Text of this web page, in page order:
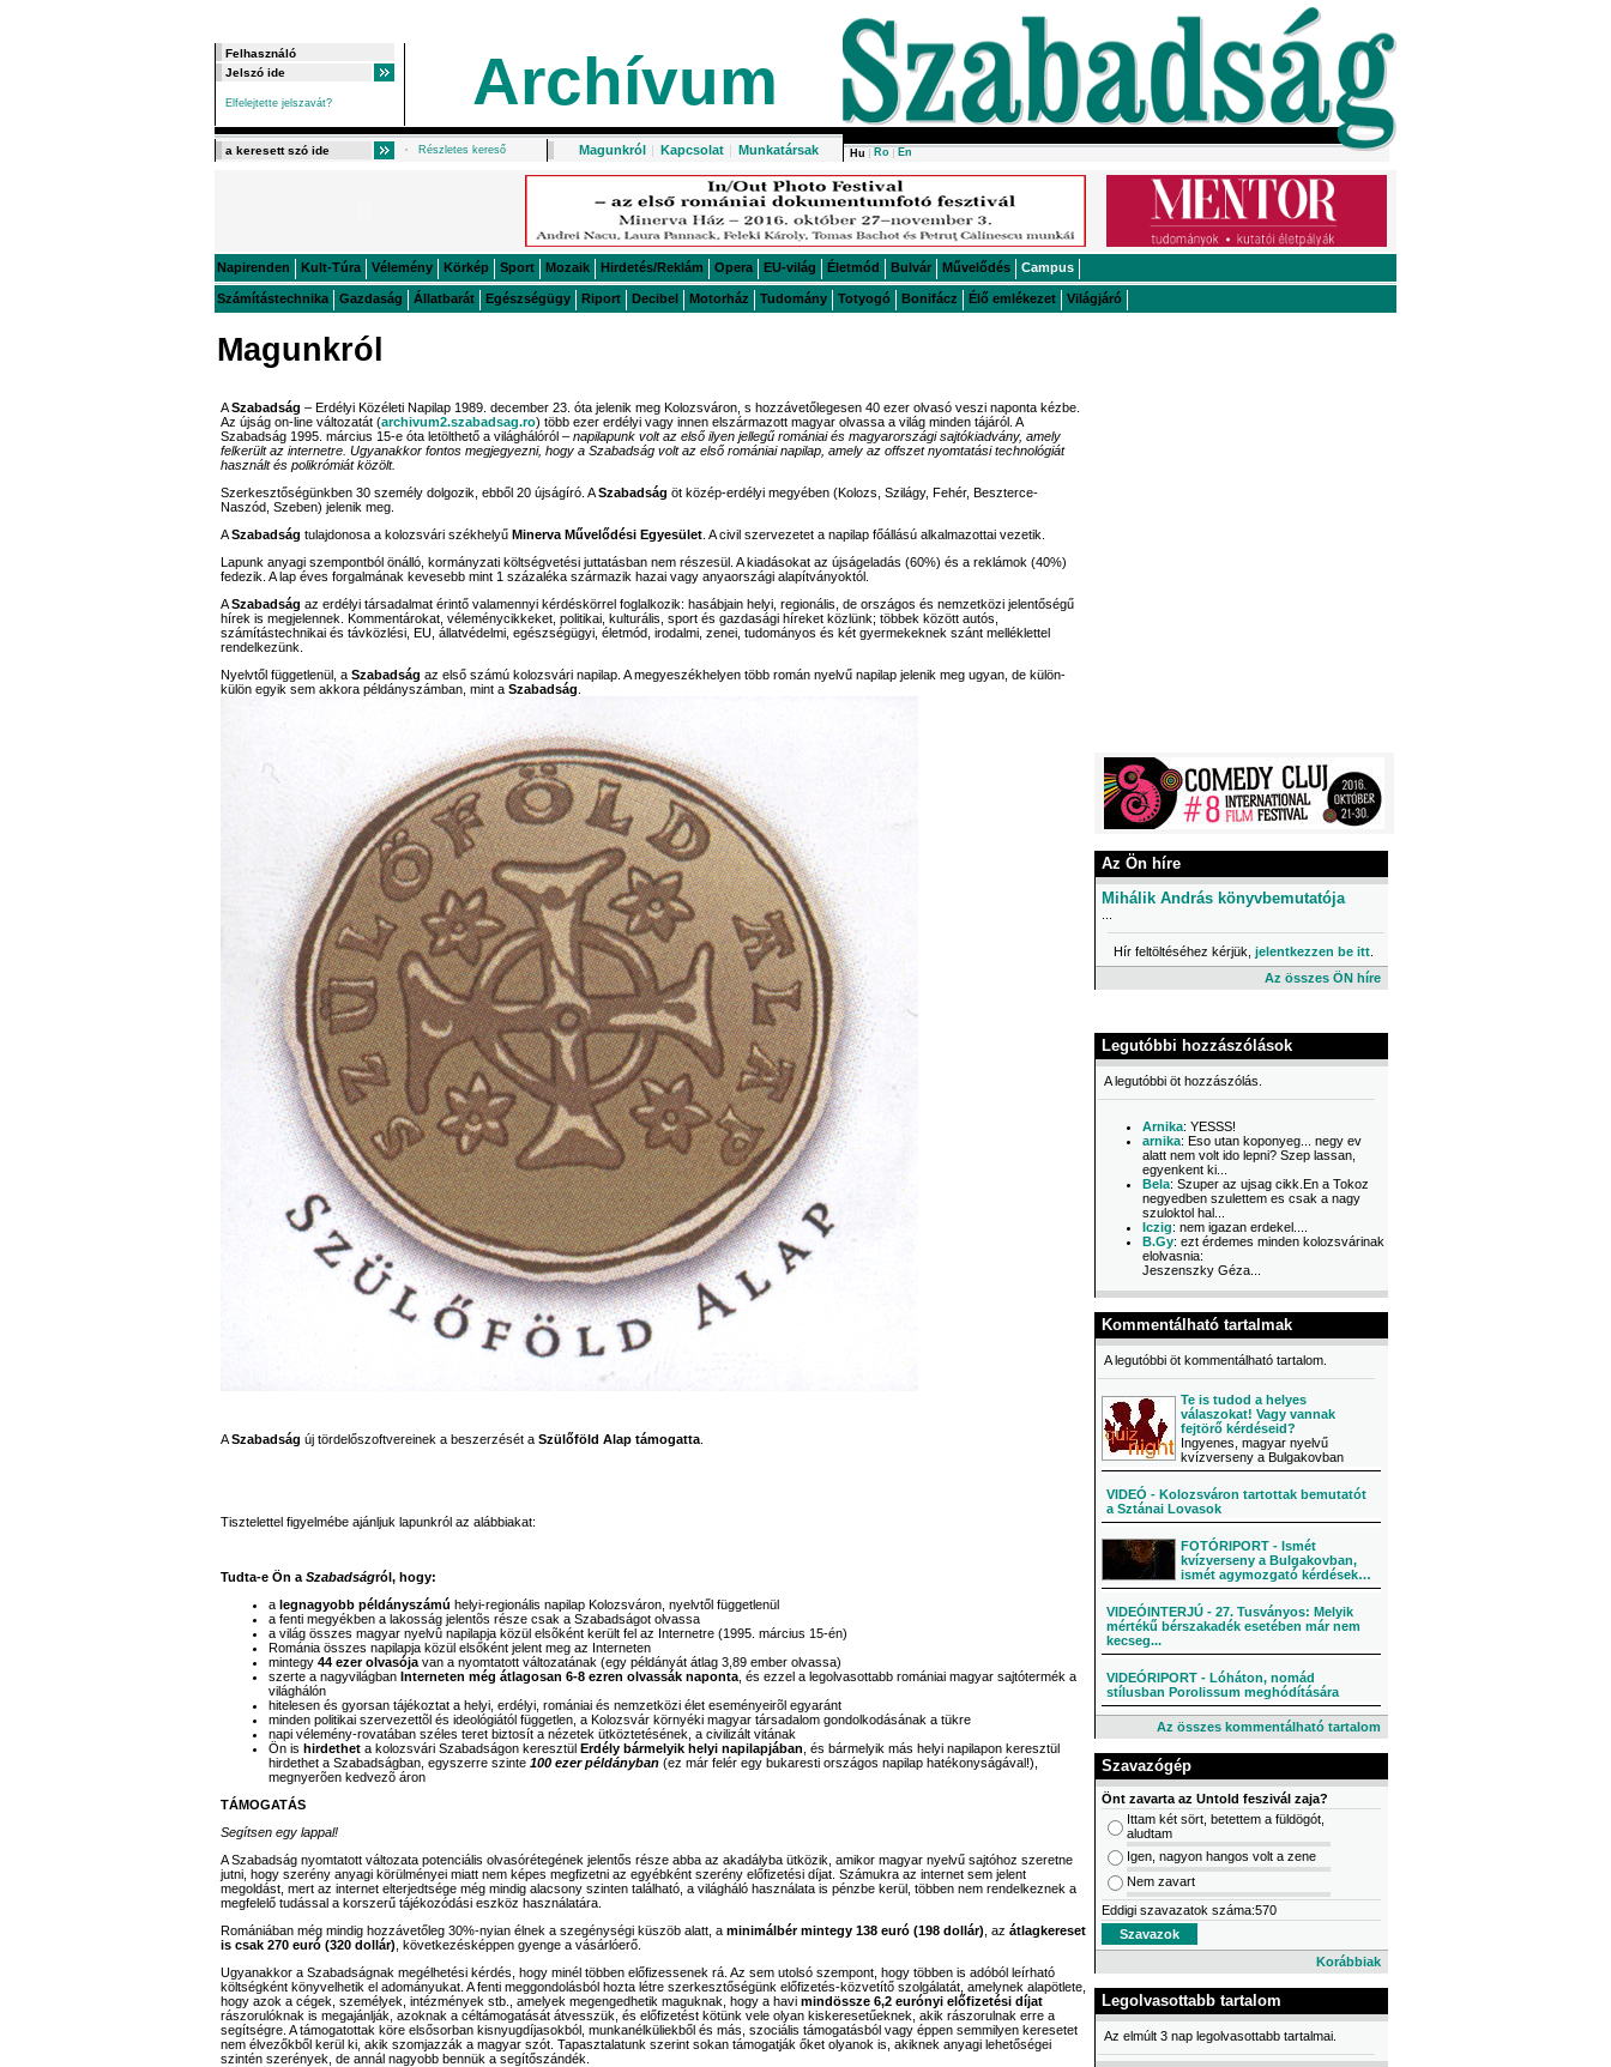
Elfelejtette jelszavát? Archívum
Részletes kereső Magunkról | Kapcsolat | Munkatársak Hu Ro En
Napirenden Kult-Túra Vélemény Körkép Sport Mozaik Hirdetés/Reklám Opera EU-világ Életmód Bulvár Művelődés Campus
Számítástechnika Gazdaság Állatbarát Egészségügy Riport Decibel Motorház Tudomány Totyogó Bonifácz Élő emlékezet Világjáró
Magunkról
ASzabadság – Erdélyi Közéleti Napilap 1989. december 23. óta jelenik meg Kolozsváron, s hozzávetőlegesen 40 ezer olvasó veszi naponta kézbe.
Az újság on-line változatát (archivum2.szabadsag.ro) több ezer erdélyi vagy innen elszármazott magyar olvassa a világ minden tájáról. A
Szabadság 1995. március 15-e óta letölthető a világhálóról – napilapunk volt az első ilyen jellegű romániai és magyarországi sajtókiadvány, amely
felkerült az internetre. Ugyanakkor fontos megjegyezni, hogy a Szabadság volt az első romániai napilap, amely az offszet nyomtatási technológiát
használt és polikrómiát közölt.
Szerkesztőségünkben 30 személy dolgozik, ebből 20 újságíró. ASzabadság öt közép-erdélyi megyében (Kolozs, Szilágy, Fehér, Beszterce-
Naszód, Szeben) jelenik meg.
ASzabadság tulajdonosa a kolozsvári székhelyű Minerva Művelődési Egyesület . A civil szervezetet a napilap főállású alkalmazottai vezetik.
Lapunk anyagi szempontból önálló, kormányzati költségvetési juttatásban nem részesül. A kiadásokat az újságeladás (60%) és a reklámok (40%)
fedezik. A lap éves forgalmának kevesebb mint 1 százaléka származik hazai vagy anyaországi alapítványoktól.
ASzabadság az erdélyi társadalmat érintő valamennyi kérdéskörrel foglalkozik: hasábjain helyi, regionális, de országos és nemzetközi jelentőségű
hírek is megjelennek. Kommentárokat, véleménycikkeket, politikai, kulturális, sport és gazdasági híreket közlünk; többek között autós,
számítástechnikai és távközlési, EU, állatvédelmi, egészségügyi, életmód, irodalmi, zenei, tudományos és két gyermekeknek szánt melléklettel
rendelkezünk.
Nyelvtől függetlenül, a Szabadság az első számú kolozsvári napilap. A megyeszékhelyen több román nyelvű napilap jelenik meg ugyan, de külön-
külön egyik sem akkora példányszámban, mint a Szabadság
ASzabadság új tördelőszoftvereinek a beszerzését a Szülőföld Alap támogatta
Tisztelettel figyelmébe ajánljuk lapunkról az alábbiakat:
Tudta-e Ön a Szabadságról, hogy:
a legnagyobb példányszámú helyi-regionális napilap Kolozsváron, nyelvtől függetlenül
a fenti megyékben a lakosság jelentõs része csak a Szabadságot olvassa
a világ összes magyar nyelvû napilapja közül elsõként került fel az Internetre (1995. március 15-én)
Románia összes napilapja közül elsőként jelent meg az Interneten
mintegy 44 ezer olvasója van a nyomtatott változatának (egy példányát átlag 3,89 ember olvassa)
szerte a nagyvilágban Interneten még átlagosan 6-8 ezren olvassák naponta , és ezzel a legolvasottabb romániai magyar sajtótermék a
világhálón
hitelesen és gyorsan tájékoztat a helyi, erdélyi, romániai és nemzetközi élet eseményeirõl egyaránt
minden politikai szervezettõl és ideológiától független, a Kolozsvár környéki magyar társadalom gondolkodásának a tükre
napi vélemény-rovatában széles teret biztosít a nézetek ütköztetésének, a civilizált vitának
Ön is hirdethet a kolozsvári Szabadságon keresztül Erdély bármelyik helyi napilapjában , és bármelyik más helyi napilapon keresztül
hirdethet a Szabadságban, egyszerre szinte 100 ezer példányban (ez már felér egy bukaresti országos napilap hatékonyságával!),
megnyerõen kedvezõ áron
TÁMOGATÁS
Segítsen egy lappal!
A Szabadság nyomtatott változata potenciális olvasórétegének jelentős része abba az akadályba ütközik, amikor magyar nyelvű sajtóhoz szeretne
jutni, hogy szerény anyagi körülményei miatt nem képes megfizetni az egyébként szerény előfizetési díjat. Számukra az internet sem jelent
megoldást, mert az internet elterjedtsége még mindig alacsony szinten található, a világháló használata is pénzbe kerül, többen nem rendelkeznek a
megfelelő tudással a korszerű tájékozódási eszköz használatára.
Romániában még mindig hozzávetőleg 30%-nyian élnek a szegénységi küszöb alatt, a minimálbér mintegy 138 euró (198 dollár) , az átlagkereset
is csak 270 euró (320 dollár) , következésképpen gyenge a vásárlóerő.
Ugyanakkor a Szabadságnak megélhetési kérdés, hogy minél többen előfizessenek rá. Az sem utolsó szempont, hogy többen is adóból leírható
költségként könyvelhetik el adományukat. A fenti meggondolásból hozta létre szerkesztőségünk előfizetés-közvetítő szolgálatát, amelynek alapötlete,
hogy azok a cégek, személyek, intézmények stb., amelyek megengedhetik maguknak, hogy a havi mindössze 6,2 eurónyi előfizetési díjat
rászorulóknak is megajánlják, azoknak a céltámogatását átvesszük, és előfizetést kötünk vele olyan kiskeresetűeknek, akik rászorulnak erre a
segítségre. A támogatottak köre elsősorban kisnyugdíjasokból, munkanélküliekből és más, szociális támogatásból vagy éppen semmilyen keresetet
nem élvezőkből kerül ki, akik szomjazzák a magyar szót. Tapasztalatunk szerint sokan támogatják őket olyanok is, akiknek anyagi lehetőségei
szintén szerények, de annál nagyobb bennük a segítőszándék.
Az Ön híre
Mihálik András könyvbemutatója
Hír feltöltéséhez kérjük, jelentkezzen be itt
Az összes ÖN híre
Legutóbbi hozzászólások
A legutóbbi öt hozzászólás.
Arnika: YESSS!
arnika: Eso utan koponyeg... negy ev
alatt nem volt ido lepni? Szep lassan,
egyenkent ki...
Bela: Szuper az ujsag cikk.En a Tokoz
negyedben szulettem es csak a nagy
szuloktol hal...
Iczig: nem igazan erdekel....
B.Gy: ezt érdemes minden kolozsvárinak
elolvasnia:
Jeszenszky Géza...
Kommentálható tartalmak
A legutóbbi öt kommentálható tartalom.
Te is tudod a helyes
válaszokat! Vagy vannak
fejtörő kérdéseid?
Ingyenes, magyar nyelvű
kvízverseny a Bulgakovban
VIDEÓ - Kolozsváron tartottak bemutatót
a Sztánai Lovasok
FOTÓRIPORT - Ismét
kvízverseny a Bulgakovban,
ismét agymozgató kérdések…
VIDEÓINTERJÚ - 27. Tusványos: Melyik
mértékű bérszakadék esetében már nem
kecseg...
VIDEÓRIPORT - Lóháton, nomád
stílusban Porolissum meghódítására
Az összes kommentálható tartalom
Szavazógép
Önt zavarta az Untold feszivál zaja?
Ittam két sört, betettem a füldögót,
aludtam
Igen, nagyon hangos volt a zene
Nem zavart
Eddigi szavazatok száma:570
Korábbiak
Legolvasottabb tartalom
Az elmúlt 3 nap legolvasottabb tartalmai.